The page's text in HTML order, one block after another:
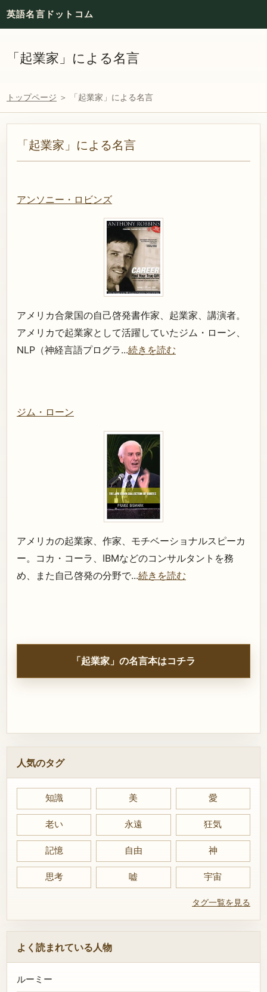
英語名言ドットコム
「起業家」による名言
トップページ ＞ 「起業家」による名言
「起業家」による名言
アンソニー・ロビンズ
アメリカ合衆国の自己啓発書作家、起業家、講演者。
アメリカで起業家として活躍していたジム・ローン、
NLP（神経言語プログラ...続きを読む
ジム・ローン
アメリカの起業家、作家、モチベーショナルスピーカ
ー。コカ・コーラ、IBMなどのコンサルタントを務
め、また自己啓発の分野で...続きを読む
「起業家」の名言本はコチラ
人気のタグ
知識 美 愛
老い 永遠 狂気
記憶 自由 神
思考 嘘 宇宙
タグ一覧を見る
よく読まれている人物
ルーミー